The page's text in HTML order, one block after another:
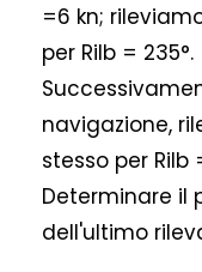
=6 kn;
per Rilb = 235°.
navigazione,
stesso per Rilb
Determinare il
dell'ultimo